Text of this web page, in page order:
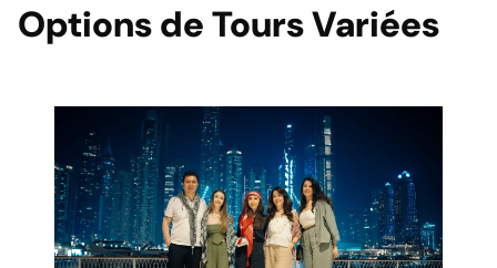
Options de Tours Variées